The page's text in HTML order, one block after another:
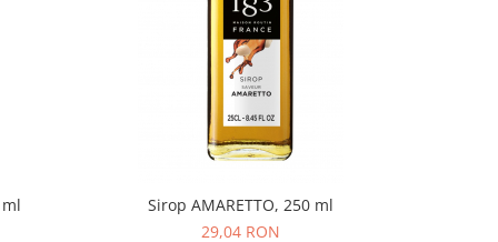
ml
Sirop AMARETTO, 250 ml
29,04 RON